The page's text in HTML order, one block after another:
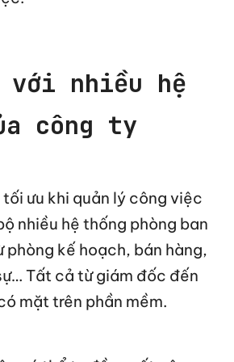
với nhiều hệ
công ty
ưu khi quản lý công việc
nhiều hệ thống phòng ban
phòng kế hoạch, bán hàng,
Tất cả từ giám đốc đến
mặt trên phần mềm.